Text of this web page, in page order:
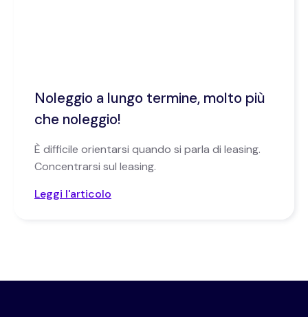
Noleggio a lungo termine, molto più
che noleggio!
È difficile orientarsi quando si parla di leasing.
Concentrarsi sul leasing.
Leggi l'articolo